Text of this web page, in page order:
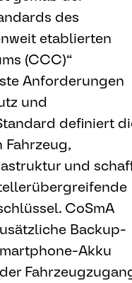
des
etablierten
(CCC)“
Anforderungen
und
definiert
und
CoSmA
Backup-
Akku